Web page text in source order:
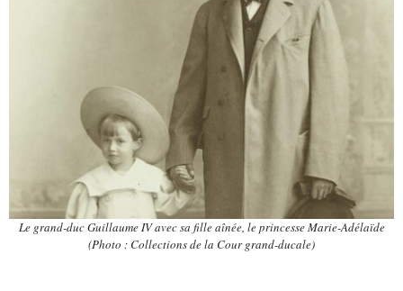
Le grand-duc Guillaume IV avec sa fille aînée, le princesse Marie-Adélaïde
(Photo : Collections de la Cour grand-ducale)